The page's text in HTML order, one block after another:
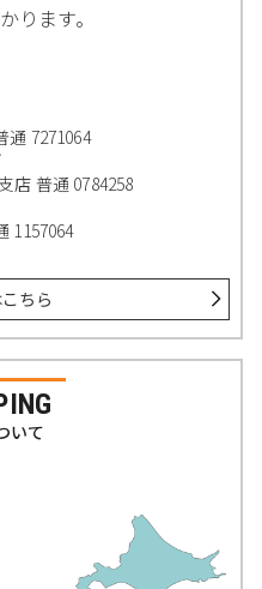
ります。
7271064
店 普通 0784258
1157064
ちら
いて